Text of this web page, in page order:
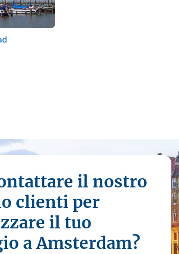
il nostro
clienti per
il tuo
a Amsterdam?